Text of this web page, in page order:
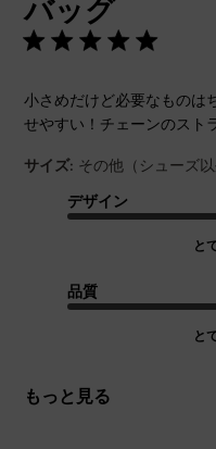
バッグ
小さめだけど必要なものは
せやすい！チェーンのスト
サイズ: その他（シューズ以
デザイン
と
品質
と
もっと見る